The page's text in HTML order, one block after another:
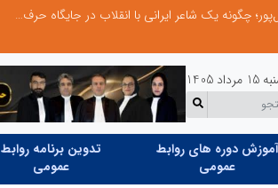
چیستی طراشعر از نگاه امین افضل‌پور؛ چگونه یک شاعر ایرانی با انقلاب در جایگاه حرف، شعر را از متن خطی به میدان ادراک بصری تبدیل کرد؟
1405
آموزش دوره های روابط
عمومی
تدوین برنامه روابط
عمومی